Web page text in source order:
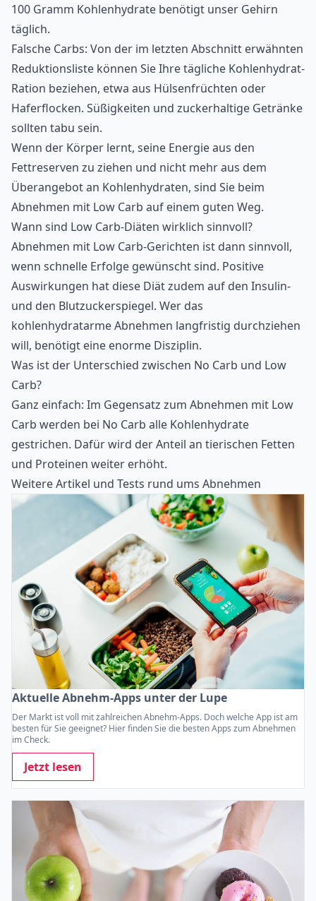
100 Gramm Kohlenhydrate benötigt unser Gehirn
täglich.
Falsche Carbs: Von der im letzten Abschnitt erwähnten
Reduktionsliste können Sie Ihre tägliche Kohlenhydrat-
Ration beziehen, etwa aus Hülsenfrüchten oder
Haferflocken. Süßigkeiten und zuckerhaltige Getränke
sollten tabu sein.
Wenn der Körper lernt, seine Energie aus den
Fettreserven zu ziehen und nicht mehr aus dem
Überangebot an Kohlenhydraten, sind Sie beim
Abnehmen mit Low Carb auf einem guten Weg.
Wann sind Low Carb-Diäten wirklich sinnvoll?
Abnehmen mit Low Carb-Gerichten ist dann sinnvoll,
wenn schnelle Erfolge gewünscht sind. Positive
Auswirkungen hat diese Diät zudem auf den Insulin-
und den Blutzuckerspiegel. Wer das
kohlenhydratarme Abnehmen langfristig durchziehen
will, benötigt eine enorme Disziplin.
Was ist der Unterschied zwischen No Carb und Low
Carb?
Ganz einfach: Im Gegensatz zum Abnehmen mit Low
Carb werden bei No Carb alle Kohlenhydrate
gestrichen. Dafür wird der Anteil an tierischen Fetten
und Proteinen weiter erhöht.
Weitere Artikel und Tests rund ums Abnehmen
Aktuelle Abnehm-Apps unter der Lupe
Der Markt ist voll mit zahlreichen Abnehm-Apps. Doch welche App ist am
besten für Sie geeignet? Hier finden Sie die besten Apps zum Abnehmen
im Check.
Jetzt lesen